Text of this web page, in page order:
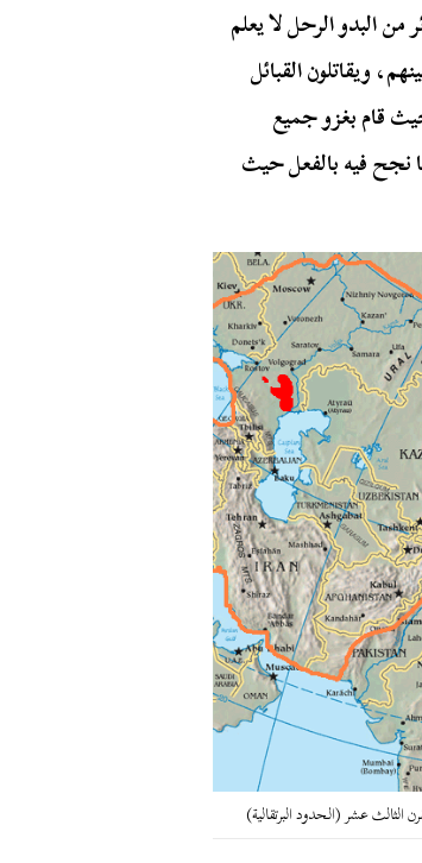
من البدو الرحل لا يعلم
ويقاتلون القبائل
قام بغزو جميع
نجح فيه بالفعل حيث
الثالث عشر (الحدود البرتقالية)